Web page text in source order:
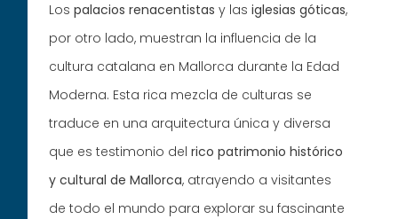
Lospalacios renacentistas y lasiglesias góticas,
por otro lado, muestran la influencia de la
cultura catalana en Mallorca durante la Edad
Moderna. Esta rica mezcla de culturas se
traduce en una arquitectura única y diversa
que es testimonio delrico patrimonio histórico
y cultural de Mallorca, atrayendo a visitantes
de todo el mundo para explorar su fascinante